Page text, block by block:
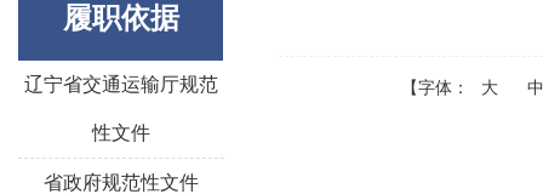
履职依据
辽宁省交通运输厅规范
性文件
省政府规范性文件
【字体： 大